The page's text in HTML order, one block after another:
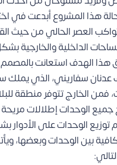
هذا المشروع أبدعت في
العصر الحالي من حيث
الداخلية والخارجية
الهدف استعانت
عدنان سفاريني، الذي يملك
فمن الخارج تتوفر منطقة
الوحدات إطلالات مريحة
توزيع الوحدات على الأدوار
بين الوحدات وبعضها،